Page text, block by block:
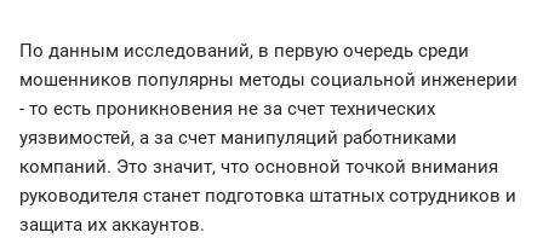
По данным исследований, в первую очередь среди
мошенников популярны методы социальной инженерии
- то есть проникновения не за счет технических
уязвимостей, а за счет манипуляций работниками
компаний. Это значит, что основной точкой внимания
руководителя станет подготовка штатных сотрудников и
защита их аккаунтов.